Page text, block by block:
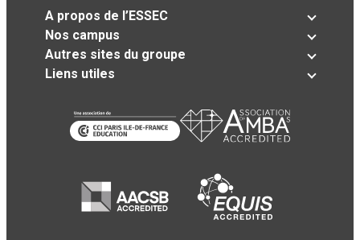
A propos de l’ESSEC
Nos campus
Autres sites du groupe
Liens utiles